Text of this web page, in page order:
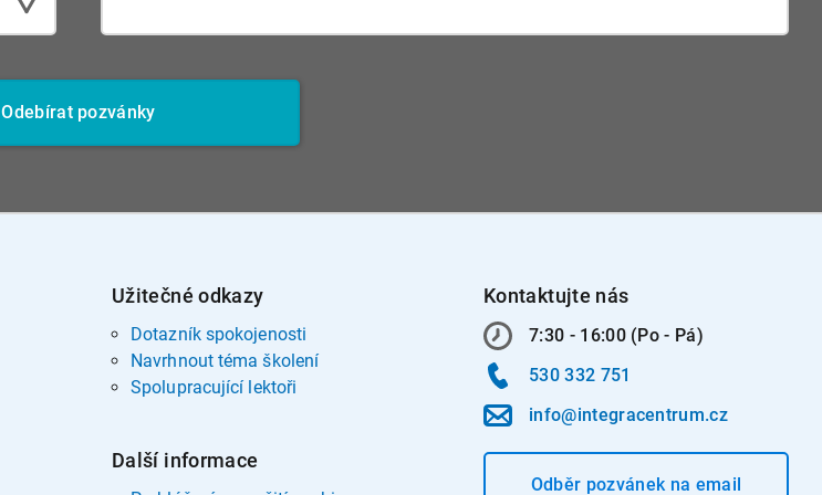
Odebírat pozvánky
Užitečné odkazy
Dotazník spokojenosti
Navrhnout téma školení
Spolupracující lektoři
Další informace
Kontaktujte nás
7:30 - 16:00 (Po - Pá)
530 332 751
info@integracentrum.cz
Odběr pozvánekna email